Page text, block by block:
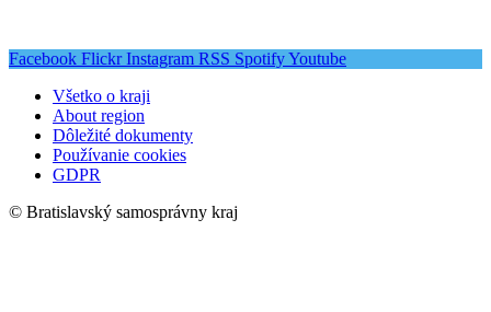
Facebook Flickr Instagram RSS SpotifyYoutube
Všetko o kraji
About region
Dôležité dokumenty
Používanie cookies
GDPR
© Bratislavský samosprávny kraj